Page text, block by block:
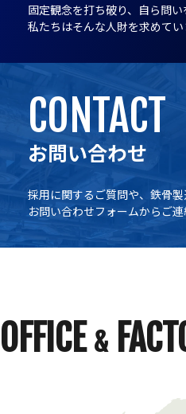
固定観念を打ち破り、自ら問い
私たちはそんな人財を求めてい
CONTACT
お問い合わせ
採用に関するご質問や、鉄骨製
お問い合わせフォームからご連
OFFICE &